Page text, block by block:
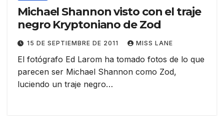
Michael Shannon visto con el traje
negro Kryptoniano de Zod
15 DE SEPTIEMBRE DE 2011 MISS LANE
El fotógrafo Ed Larom ha tomado fotos de lo que
parecen ser Michael Shannon como Zod,
luciendo un traje negro…